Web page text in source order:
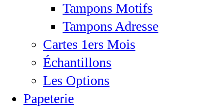
Tampons Motifs
Tampons Adresse
Cartes 1ers Mois
Échantillons
Les Options
Papeterie